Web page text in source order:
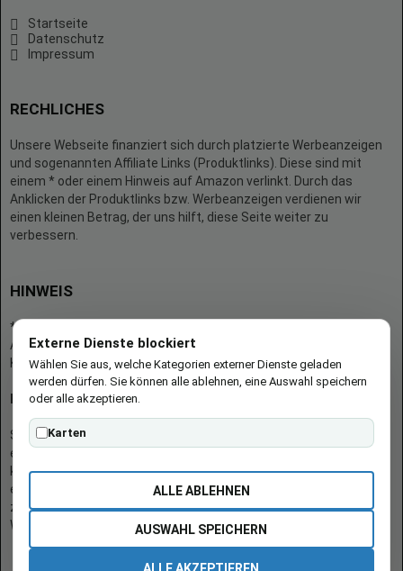
Startseite
Datenschutz
Impressum
RECHLICHES
Unsere Webseite finanziert sich durch platzierte Werbeanzeigen
und sogenannten Affiliate Links (Produktlinks). Diese sind mit
einem * oder einem Hinweis auf Amazon verlinkt. Durch das
Anklicken der Produktlinks bzw. Werbeanzeigen verdienen wir
einen kleinen Betrag, der uns hilft, diese Seite weiter zu
verbessern.
HINWEIS
* = Afilliate-Link (=Werbung)
Als Amazon-Partner verdient der Seitenbetreiber an qualifizierten
Käufen.
Hinweis zu Preisen und Verfügbarkeiten
Sofern Produktpreise und Verfügbarkeiten angezeigt werden,
entsprechen diese dem angegebenen Stand (Datum/Uhrzeit) und
können sich auf der verlinkten Seite jederzeit ändern. Für den Kauf
eines Produkts gelten die Angaben zu Preis und Verfügbarkeit, die
zum Kaufzeitpunkt [auf der/den maßgeblichen Amazon-
Website(s)] angezeigt werden.
Externe Dienste blockiert
Wählen Sie aus, welche Kategorien externer Dienste geladen
werden dürfen. Sie können alle ablehnen, eine Auswahl speichern
oder alle akzeptieren.
Karten
ALLE ABLEHNEN
AUSWAHL SPEICHERN
ALLE AKZEPTIEREN